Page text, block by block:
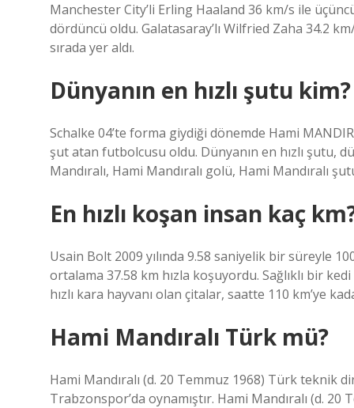
Manchester City’li Erling Haaland 36 km/s ile
dördüncü oldu. Galatasaray’lı Wilfried Zaha 34.2
sırada yer aldı.
Dünyanın en hızlı şutu kim?
Schalke 04’te forma giydiği dönemde Hami
şut atan futbolcusu oldu. Dünyanın en hızlı şutu,
Mandıralı, Hami Mandıralı golü, Hami Mandıralı
En hızlı koşan insan kaç
Usain Bolt 2009 yılında 9.58 saniyelik bir süreyle
ortalama 37.58 km hızla koşuyordu. Sağlıklı bir
hızlı kara hayvanı olan çitalar, saatte 110 km’ye
Hami Mandıralı Türk mü?
Hami Mandıralı (d. 20 Temmuz 1968) Türk teknik
Trabzonspor’da oynamıştır. Hami Mandıralı (d.